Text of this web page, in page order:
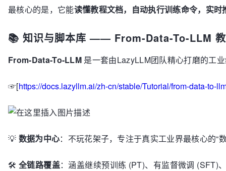
最核心的是，它能读懂教程文档，自动执行训练命令，实时
📚 知识与脚本库 —— From-Data-To-LLM
From-Data-To-LLM 是一套由LazyLLM团队精心打磨的工
☞[https://docs.lazyllm.ai/zh-cn/stable/Tutorial/from-data-to-
💡 数据为中心：不玩花架子，专注于真实工业界最核心的“
🛠️ 全链路覆盖：涵盖继续预训练 (PT)、有监督微调 (SFT)